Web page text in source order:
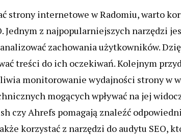
strony internetowe w Radomiu, warto
Jednym z najpopularniejszych narzędzi
zachowania użytkowników.
treści do ich oczekiwań. Kolejnym
monitorowanie wydajności strony w
mogących wpływać na jej
czy Ahrefs pomagają znaleźć
korzystać z narzędzi do audytu SEO,